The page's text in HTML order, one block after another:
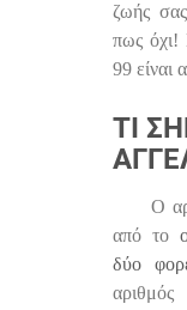
ζωής
πως όχι!
99 είναι
ΤΙ
Ο
από το
δύο
αριθμός